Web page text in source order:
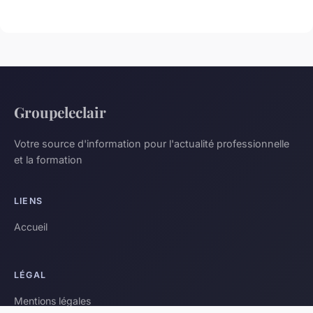
Groupeleclair
Votre source d'information pour l'actualité professionnelle
et la formation
LIENS
Accueil
LÉGAL
Mentions légales